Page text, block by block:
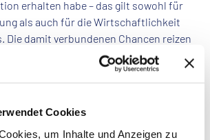
Cookies
um Inhalte und Anzeigen zu
erhalten habe – das gilt sowohl für
als auch für die Wirtschaftlichkeit
Die damit verbundenen Chancen reizen
ist mein Job sehr abwechslungsreich.
Projekte, die wir im VTZ abwickeln.